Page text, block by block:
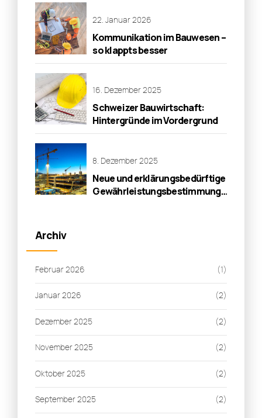
22. Januar 2026
Kommunikation im Bauwesen –
so klappts besser
16. Dezember 2025
Schweizer Bauwirtschaft:
Hintergründe im Vordergrund
8. Dezember 2025
Neue und erklärungsbedürftige
Gewährleistungsbestimmungen
Archiv
Februar 2026 (1)
Januar 2026 (2)
Dezember 2025 (2)
November 2025 (2)
Oktober 2025 (2)
September 2025 (2)